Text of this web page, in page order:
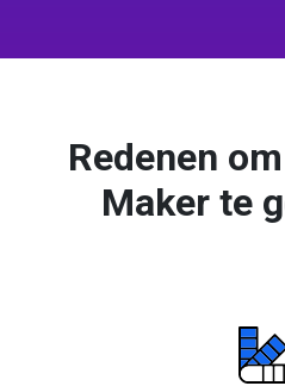
Redenen
Maker te